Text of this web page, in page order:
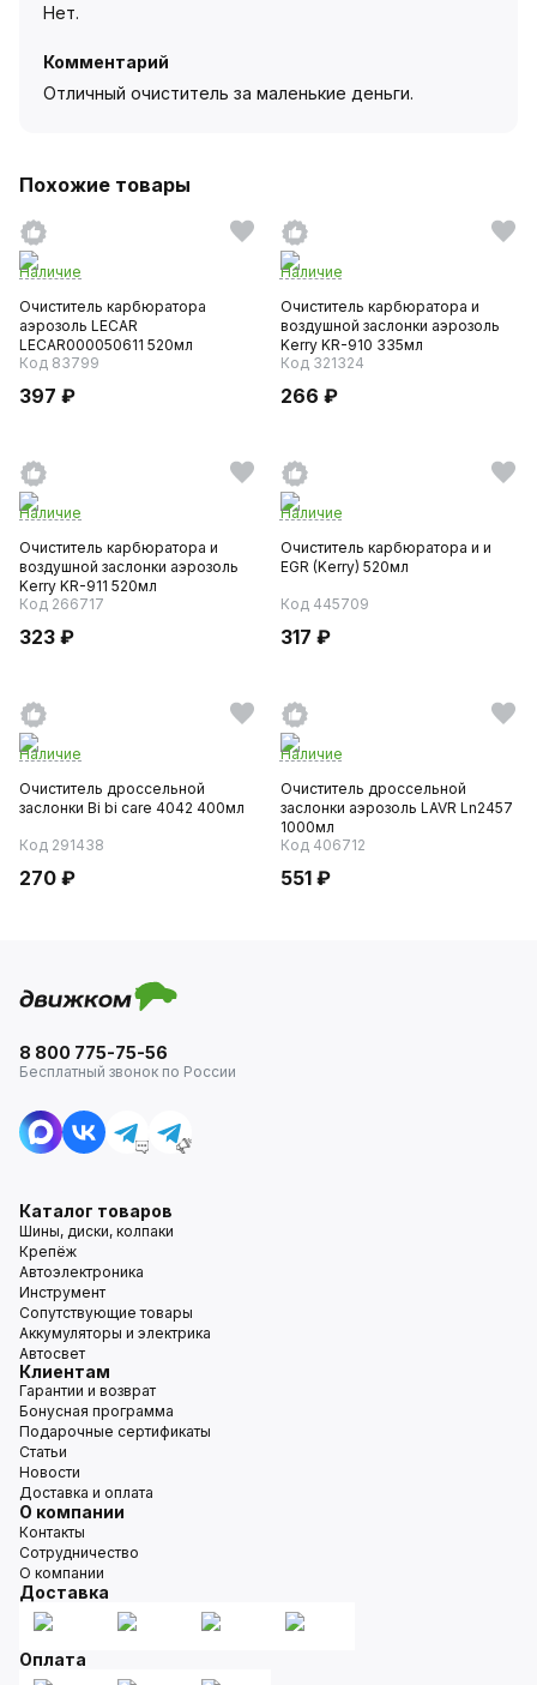
Нет.
Комментарий
Отличный очиститель за маленькие деньги.
Похожие товары
Наличие
Очиститель карбюратора
аэрозоль LECAR
LECAR000050611 520мл
Код 83799
397 ₽
Наличие
Очиститель карбюратора и
воздушной заслонки аэрозоль
Kerry KR-910 335мл
Код 321324
266 ₽
Наличие
Очиститель карбюратора и
воздушной заслонки аэрозоль
Kerry KR-911 520мл
Код 266717
323 ₽
Наличие
Очиститель карбюратора и и
EGR (Kerry) 520мл
Код 445709
317 ₽
Наличие
Очиститель дроссельной
заслонки Bi bi care 4042 400мл
Код 291438
270 ₽
Наличие
Очиститель дроссельной
заслонки аэрозоль LAVR Ln2457
1000мл
Код 406712
551 ₽
8 800 775-75-56
Бесплатный звонок по России
Каталог товаров
Шины, диски, колпаки
Крепёж
Автоэлектроника
Инструмент
Сопутствующие товары
Аккумуляторы и электрика
Автосвет
Клиентам
Гарантии и возврат
Бонусная программа
Подарочные сертификаты
Статьи
Новости
Доставка и оплата
О компании
Контакты
Сотрудничество
О компании
Доставка
Оплата